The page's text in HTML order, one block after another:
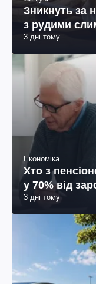
Зникнуть за
з рудими
3 дні тому
Економіка
Хто з
у 70% від
3 дні тому